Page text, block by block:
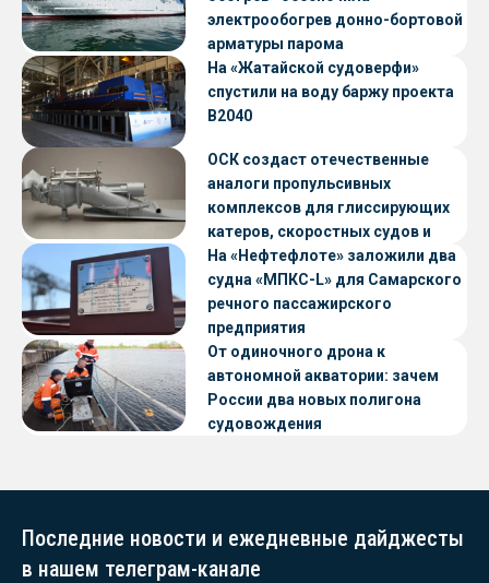
электрообогрев донно-бортовой
арматуры парома
«Петропавловск» проекта CNF22
На «Жатайской судоверфи»
спустили на воду баржу проекта
В2040
ОСК создаст отечественные
аналоги пропульсивных
комплексов для глиссирующих
катеров, скоростных судов и
судов с малой осадкой
На «Нефтефлоте» заложили два
судна «МПКС-L» для Самарского
речного пассажирского
предприятия
От одиночного дрона к
автономной акватории: зачем
России два новых полигона
судовождения
Последние новости и ежедневные дайджесты
в нашем телеграм-канале